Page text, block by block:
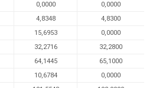
0,0000
0,0000
4,8348
4,8300
15,6953
0,0000
32,2716
32,2800
64,1445
65,1000
10,6784
0,0000